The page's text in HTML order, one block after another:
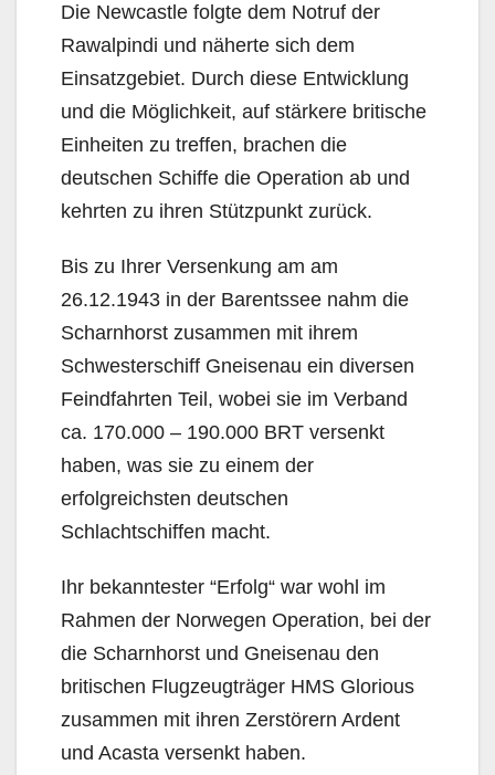
Die Newcastle folgte dem Notruf der
Rawalpindi und näherte sich dem
Einsatzgebiet. Durch diese Entwicklung
und die Möglichkeit, auf stärkere britische
Einheiten zu treffen, brachen die
deutschen Schiffe die Operation ab und
kehrten zu ihren Stützpunkt zurück.
Bis zu Ihrer Versenkung am am
26.12.1943 in der Barentssee nahm die
Scharnhorst zusammen mit ihrem
Schwesterschiff Gneisenau ein diversen
Feindfahrten Teil, wobei sie im Verband
ca. 170.000 – 190.000 BRT versenkt
haben, was sie zu einem der
erfolgreichsten deutschen
Schlachtschiffen macht.
Ihr bekanntester “Erfolg“ war wohl im
Rahmen der Norwegen Operation, bei der
die Scharnhorst und Gneisenau den
britischen Flugzeugträger HMS Glorious
zusammen mit ihren Zerstörern Ardent
und Acasta versenkt haben.